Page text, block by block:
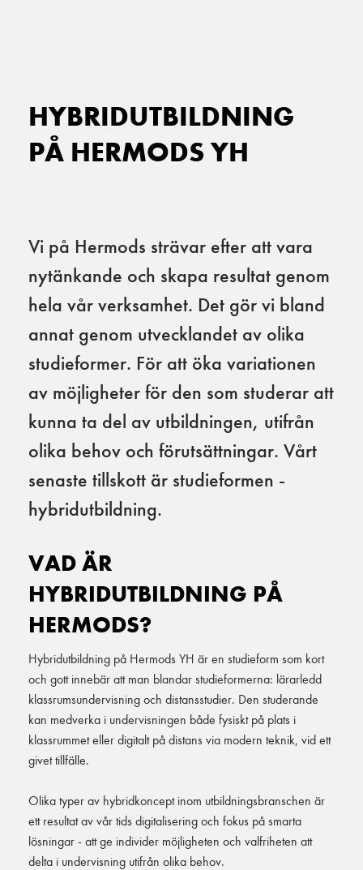
HYBRIDUTBILDNING
PÅ HERMODS YH
Vi på Hermods strävar efter att vara
nytänkande och skapa resultat genom
hela vår verksamhet. Det gör vi bland
annat genom utvecklandet av olika
studieformer. För att öka variationen
av möjligheter för den som studerar att
kunna ta del av utbildningen, utifrån
olika behov och förutsättningar. Vårt
senaste tillskott är studieformen -
hybridutbildning.
VAD ÄR
HYBRIDUTBILDNING PÅ
HERMODS?
Hybridutbildning på Hermods YH är en studieform som kort
och gott innebär att man blandar studieformerna: lärarledd
klassrumsundervisning och distansstudier. Den studerande
kan medverka i undervisningen både fysiskt på plats i
klassrummet eller digitalt på distans via modern teknik, vid ett
givet tillfälle.
Olika typer av hybridkoncept inom utbildningsbranschen är
ett resultat av vår tids digitalisering och fokus på smarta
lösningar - att ge individer möjligheten och valfriheten att
delta i undervisning utifrån olika behov.